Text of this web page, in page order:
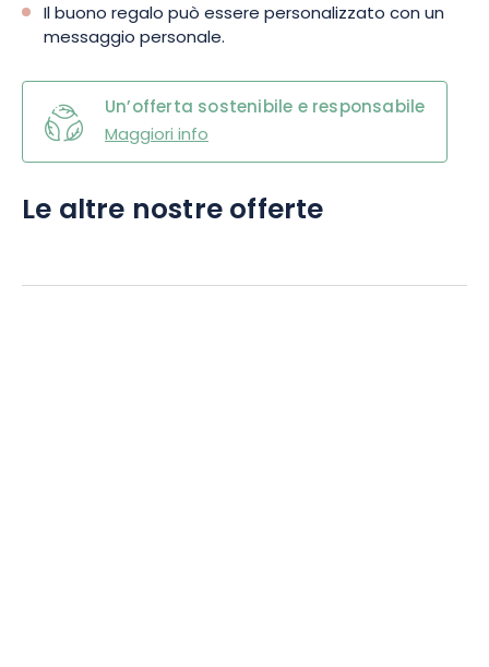
Il buono regalo può essere personalizzato con un
messaggio personale.
Un’offerta sostenibile e responsabile
Maggiori info
Le altre nostre offerte